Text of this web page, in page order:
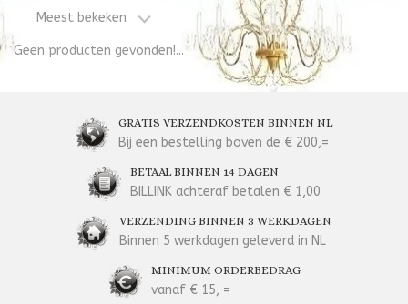
Meest bekeken
Geen producten gevonden!...
GRATIS VERZENDKOSTEN BINNEN NL
Bij een bestelling boven de € 200,=
BETAAL BINNEN 14 DAGEN
BILLINK achteraf betalen € 1,00
VERZENDING BINNEN 3 WERKDAGEN
Binnen 5 werkdagen geleverd in NL
MINIMUM ORDERBEDRAG
vanaf € 15, =